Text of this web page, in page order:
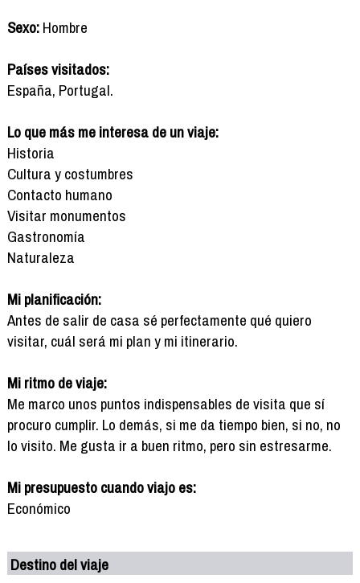
Sexo:Hombre
Países visitados:
España, Portugal.
Lo que más me interesa de un viaje:
Historia
Cultura y costumbres
Contacto humano
Visitar monumentos
Gastronomía
Naturaleza
Mi planificación:
Antes de salir de casa sé perfectamente qué quiero
visitar, cuál será mi plan y mi itinerario.
Mi ritmo de viaje:
Me marco unos puntos indispensables de visita que sí
procuro cumplir. Lo demás, si me da tiempo bien, si no, no
lo visito. Me gusta ir a buen ritmo, pero sin estresarme.
Mi presupuesto cuando viajo es:
Económico
Destino del viaje